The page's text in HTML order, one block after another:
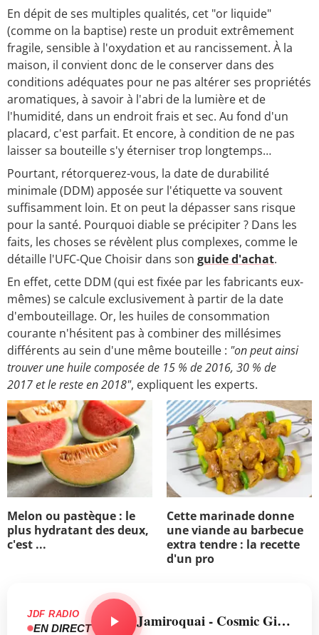
En dépit de ses multiples qualités, cet "or liquide"
(comme on la baptise) reste un produit extrêmement
fragile, sensible à l'oxydation et au rancissement. À la
maison, il convient donc de le conserver dans des
conditions adéquates pour ne pas altérer ses propriétés
aromatiques, à savoir à l'abri de la lumière et de
l'humidité, dans un endroit frais et sec. Au fond d'un
placard, c'est parfait. Et encore, à condition de ne pas
laisser sa bouteille s'y éterniser trop longtemps…
Pourtant, rétorquerez-vous, la date de durabilité
minimale (DDM) apposée sur l'étiquette va souvent
suffisamment loin. Et on peut la dépasser sans risque
pour la santé. Pourquoi diable se précipiter ? Dans les
faits, les choses se révèlent plus complexes, comme le
détaille l'UFC-Que Choisir dans son guide d'achat.
En effet, cette DDM (qui est fixée par les fabricants eux-
mêmes) se calcule exclusivement à partir de la date
d'embouteillage. Or, les huiles de consommation
courante n'hésitent pas à combiner des millésimes
différents au sein d'une même bouteille : "on peut ainsi
trouver une huile composée de 15 % de 2016, 30 % de
2017 et le reste en 2018", expliquent les experts.
Melon ou pastèque : le
plus hydratant des deux,
c'est ...
Cette marinade donne
une viande au barbecue
extra tendre : la recette
d'un pro
JDF RADIO
EN DIRECT Jamiroquai - Cosmic Girl (Tom Belton Remix)